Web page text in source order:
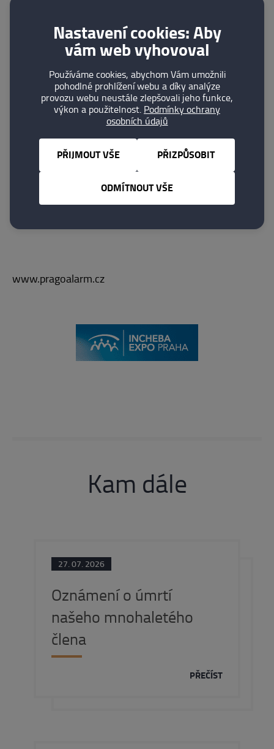
250 volných vstupenek pro všechny členy, které
budou, společně s programem a pozvánkou, zaslány
do konce Dubna.
Ing. Petr Fráz
PRAGOALARM/PORADENSKÉ CENTUM, CMZS/MV-
www.pragoalarm.cz
Kam dále
27. 07. 2026
Oznámení o úmrtí
našeho mnohaletého
člena
PŘEČÍST
Nastavení cookies: Aby
vám web vyhovoval
Používáme cookies, abychom Vám umožnili
pohodlné prohlížení webu a díky analýze
provozu webu neustále zlepšovali jeho funkce,
výkon a použitelnost.Podmínky ochrany
osobních údajů
PŘIZPŮSOBIT
ODMÍTNOUT VŠE
PŘIJMOUT VŠE